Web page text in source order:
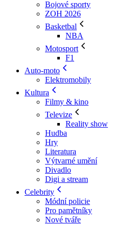
Bojové sporty
ZOH 2026
Basketbal
NBA
Motosport
F1
Auto-moto
Elektromobily
Kultura
Filmy & kino
Televize
Reality show
Hudba
Hry
Literatura
Výtvarné umění
Divadlo
Digi a stream
Celebrity
Módní policie
Pro pamětníky
Nové tváře